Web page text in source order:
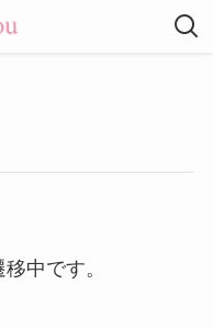
中です。